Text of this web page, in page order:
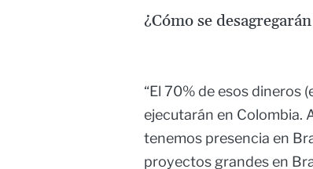
¿Cómo se
“El 70% de esos dineros
ejecutarán en Colombia.
tenemos presencia en
proyectos grandes en